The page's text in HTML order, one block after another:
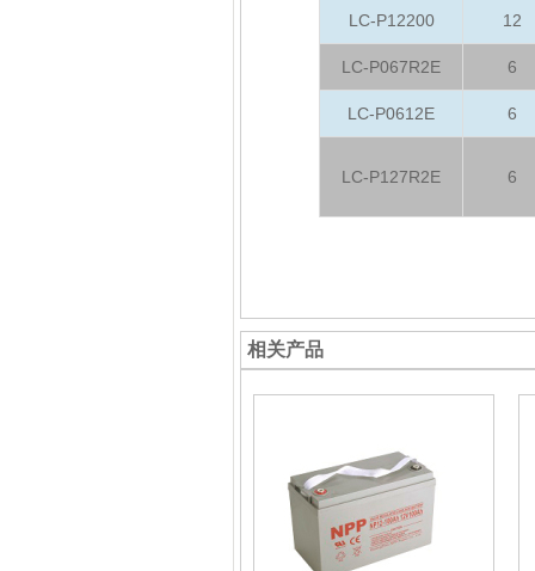
LC-P12200 12
LC-P067R2E 6
LC-P0612E 6
LC-P127R2E 6
相关产品